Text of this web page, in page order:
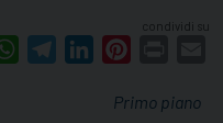
condividi su
WhatsAppTelegramLinkedIn
Primo piano